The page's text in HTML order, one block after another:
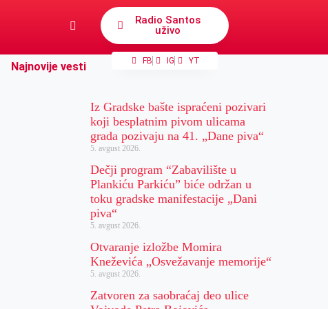
Radio Santos
uživo
FB IG YT
Najnovije vesti
Iz Gradske bašte ispraćeni pozivari
koji besplatnim pivom ulicama
grada pozivaju na 41. „Dane piva“
5. avgust 2026.
Dečji program “Zabavilište u
Plankiću Parkiću” biće održan u
toku gradske manifestacije „Dani
piva“
5. avgust 2026.
Otvaranje izložbe Momira
Kneževića „Osvežavanje memorije“
5. avgust 2026.
Zatvoren za saobraćaj deo ulice